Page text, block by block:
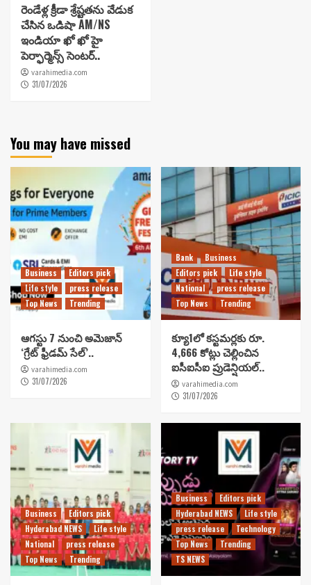
రెండేళ్ల క్రీడా శ్రేష్టతను వేడుక
చేసిన ఒడిషా AM/NS
ఇండియా ఖో ఖో హై
పెర్ఫార్మెన్స్ సెంటర్..
varahimedia.com
31/07/2026
You may have missed
Business
Editors pick
Life style
press release
Top News
Trending
ఆగస్టు 7 నుంచి అమెజాన్
‘గ్రేట్ ఫ్రీడమ్ సేల్’..
varahimedia.com
31/07/2026
Bank
Business
Editors pick
Life style
National
press release
Top News
Trending
క్యూ1లో కస్టమర్లకు రూ.
4,666 కోట్లు చెల్లించిన
ఐసీఐసీఐ ప్రుడెన్షియల్..
varahimedia.com
31/07/2026
Business
Editors pick
Hyderabad NEWS
Life style
National
press release
Top News
Trending
Business
Editors pick
Hyderabad NEWS
Life style
press release
Technology
Top News
Trending
TS NEWS